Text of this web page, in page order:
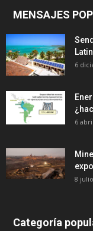
MENSAJES
6
6
8
Categoría